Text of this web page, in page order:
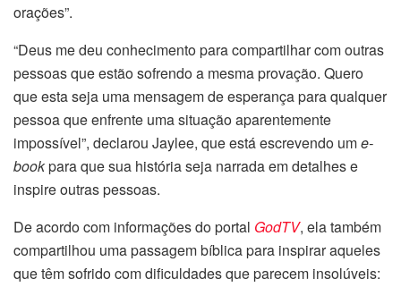
orações”.
“Deus me deu conhecimento para compartilhar com outras
pessoas que estão sofrendo a mesma provação. Quero
que esta seja uma mensagem de esperança para qualquer
pessoa que enfrente uma situação aparentemente
impossível”, declarou Jaylee, que está escrevendo ume-
bookpara que sua história seja narrada em detalhes e
inspire outras pessoas.
De acordo com informações do portal GodTV, ela também
compartilhou uma passagem bíblica para inspirar aqueles
que têm sofrido com dificuldades que parecem insolúveis: